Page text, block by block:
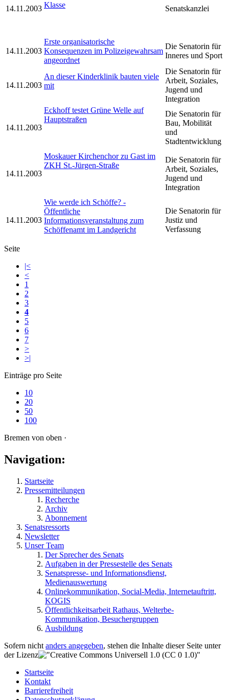
14.11.2003 Klasse
Senatskanzlei
14.11.2003
Erste organisatorische
Konsequenzen im Polizeigewahrsam
angeordnet
Die Senatorin für
Inneres und Sport
14.11.2003
An dieser Kinderklinik bauten viele
mit
Die Senatorin für
Arbeit, Soziales,
Jugend und
Integration
14.11.2003
Eckhoff testet Grüne Welle auf
Hauptstraßen
Die Senatorin für
Bau, Mobilität
und
Stadtentwicklung
14.11.2003
Moskauer Kirchenchor zu Gast im
ZKH St.-Jürgen-Straße
Die Senatorin für
Arbeit, Soziales,
Jugend und
Integration
14.11.2003
Wie werde ich Schöffe? -
Öffentliche
Informationsveranstaltung zum
Schöffenamt im Landgericht
Die Senatorin für
Justiz und
Verfassung
Seite
|<
<
1
2
3
4
5
6
7
>
>|
Einträge pro Seite
10
20
50
100
Bremen von oben ·
Navigation:
Startseite
Pressemitteilungen
Recherche
Archiv
Abonnement
Senatsressorts
Newsletter
Unser Team
Der Sprecher des Senats
Aufgaben in der Pressestelle des Senats
Senatspresse- und Informationsdienst,
Medienauswertung
Onlinekommunikation, Social-Media, Internetauftritt,
KOGIS
Öffentlichkeitsarbeit Rathaus, Welterbe-
Kommunikation, Besuchergruppen
Ausbildung
Sofern nicht anders angegeben, stehen die Inhalte dieser Seite unter
der Lizenz
Startseite
Kontakt
Barrierefreiheit